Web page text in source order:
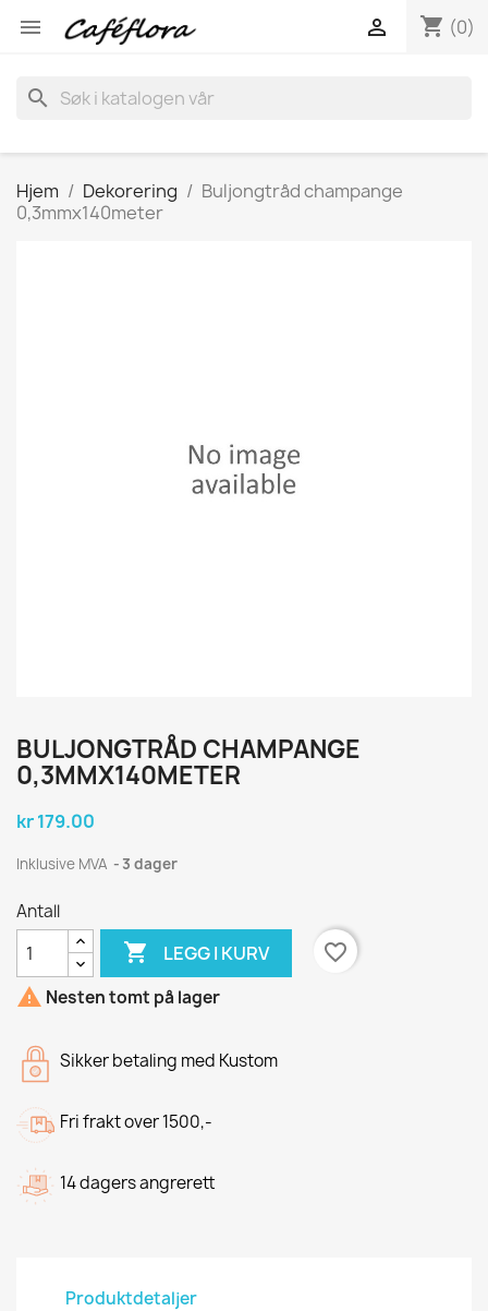
 shopping_cart (0)

search
Hjem Dekorering
Buljongtråd champange
0,3mmx140meter
BULJONGTRÅD CHAMPANGE
0,3MMX140METER
kr 179.00
Inklusive MVA 3 dager
Antall
 LEGG I KURV
favorite_border
 Nesten tomt på lager
Sikker betaling med Kustom
Fri frakt over 1500,-
14 dagers angrerett
Produktdetaljer